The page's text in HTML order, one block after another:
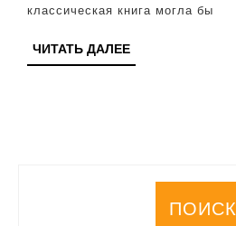
классическая книга могла бы
ЧИТАТЬ ДАЛЕЕЧИТАТЬ
ДАЛЕЕ
ПОИСК